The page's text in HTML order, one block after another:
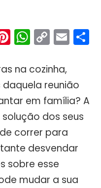
Pinterest
Copy
Link
na cozinha,
reunião
em família? A
dos seus
correr para
desvendar
sobre esse
mudar a sua